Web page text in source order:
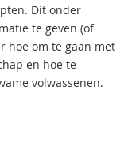
Dit onder
te geven (of
hoe om te gaan met
en hoe te
volwassenen.